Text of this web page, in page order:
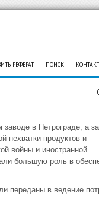
РЕФЕРАТ ПОИСК
в Петрограде, а
нехватки продуктов и
войны и иностранной
большую роль в
переданы в ведение